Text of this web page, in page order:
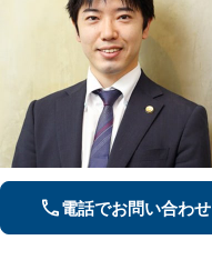
電話でお問い合わせ